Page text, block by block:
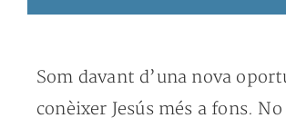
Som davant d’una nova
conèixer Jesús més a fons. No